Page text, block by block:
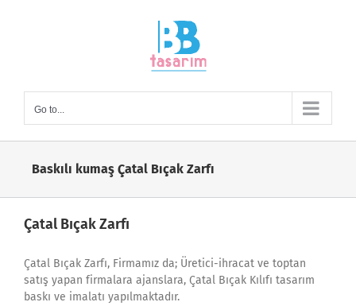
Go to...
Baskılı kumaş Çatal Bıçak Zarfı
Çatal Bıçak Zarfı
Çatal Bıçak Zarfı, Firmamız da; Üretici-ihracat ve toptan
satış yapan firmalara ajanslara, Çatal Bıçak Kılıfı tasarım
baskı ve imalatı yapılmaktadır.